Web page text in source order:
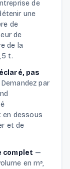
de
une
de
de
de la
t.
pas
Demandez par
en dessous
et de
complet —
en m³,